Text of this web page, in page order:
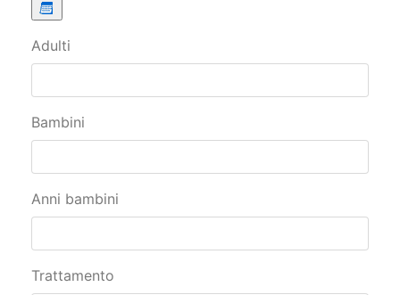
Adulti
Bambini
Anni bambini
Trattamento